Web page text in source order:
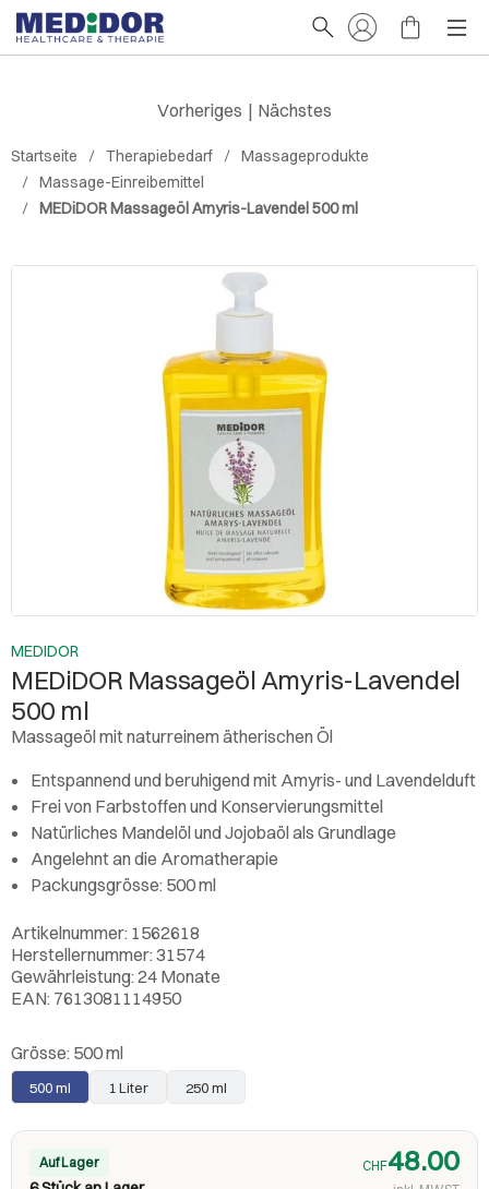
Startseite Therapiebedarf
Massageprodukte
Massage-Einreibemittel
MEDiDOR Massageöl Amyris-Lavendel 500 ml
Vorheriges | Nächstes
MEDIDOR
MEDiDOR Massageöl Amyris-Lavendel
500 ml
Massageöl mit naturreinem ätherischen Öl
Entspannend und beruhigend mit Amyris- und Lavendelduft
Frei von Farbstoffen und Konservierungsmittel
Natürliches Mandelöl und Jojobaöl als Grundlage
Angelehnt an die Aromatherapie
Packungsgrösse: 500 ml
Artikelnummer: 1562618
Herstellernummer: 31574
Gewährleistung: 24 Monate
EAN: 7613081114950
Grösse: 500 ml
500 ml 1 Liter 250 ml
Auf Lager CHF48.00